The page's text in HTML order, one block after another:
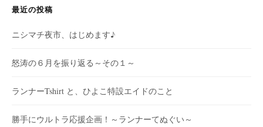
最近の投稿
ニシマチ夜市、はじめます♪
怒涛の６月を振り返る～その１～
ランナーTshirt と、ひよこ特設エイドのこと
勝手にウルトラ応援企画！～ランナーてぬぐい～